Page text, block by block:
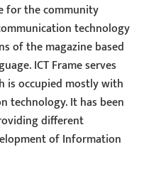
for the community
technology
of the magazine based
ICT Frame serves
is occupied mostly with
technology. It has been
different
of Information